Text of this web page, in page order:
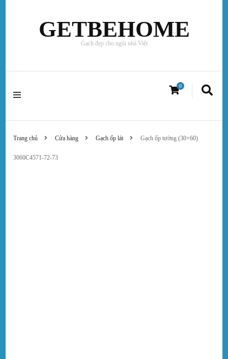
GETBEHOME
Gạch đẹp cho ngôi nhà Việt
0
Trang chủ Cửa hàng Gạch ốp lát Gạch ốp tường (30×60)
3060C4571-72-73